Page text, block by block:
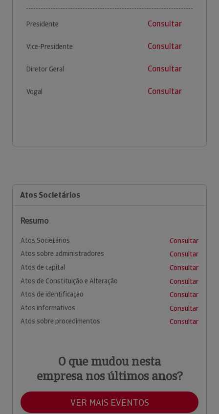
Presidente Consultar
Vice-Presidente Consultar
Diretor Geral Consultar
Vogal Consultar
Atos Societários
Resumo
Atos Societários
Consultar
Atos sobre administradores
Consultar
Atos de capital
Consultar
Atos de Constituição e Alteração
Consultar
Atos de identificação
Consultar
Atos informativos
Consultar
Atos sobre procedimentos
Consultar
O que mudou nesta
empresa nos últimos anos?
VER MAIS EVENTOS